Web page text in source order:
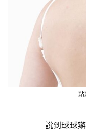
點
說到球球